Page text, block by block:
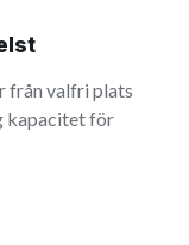
från valfri plats
kapacitet för